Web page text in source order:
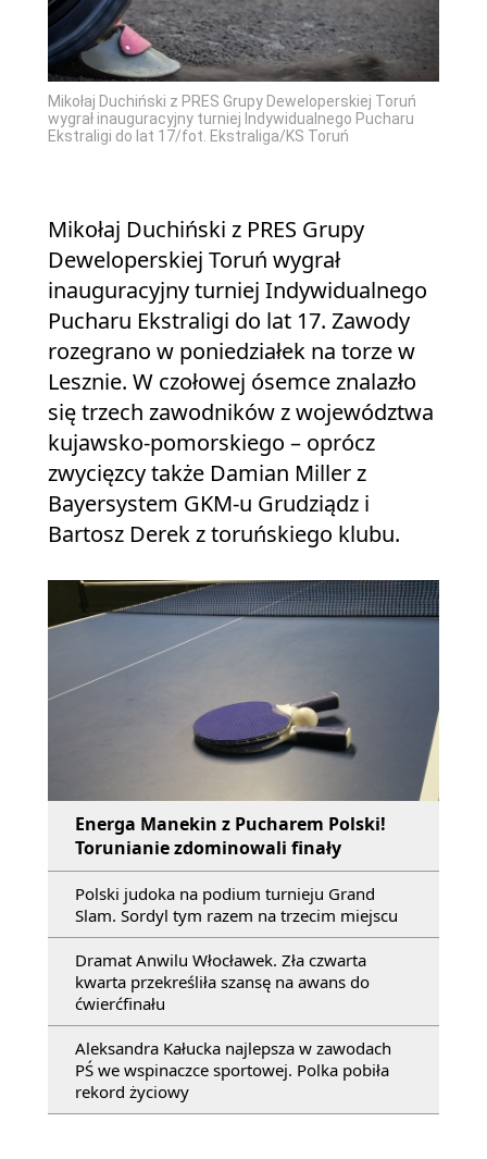
Mikołaj Duchiński z PRES Grupy Deweloperskiej Toruń
wygrał inauguracyjny turniej Indywidualnego Pucharu
Ekstraligi do lat 17/fot. Ekstraliga/KS Toruń
Mikołaj Duchiński z PRES Grupy
Deweloperskiej Toruń wygrał
inauguracyjny turniej Indywidualnego
Pucharu Ekstraligi do lat 17. Zawody
rozegrano w poniedziałek na torze w
Lesznie. W czołowej ósemce znalazło
się trzech zawodników z województwa
kujawsko-pomorskiego – oprócz
zwycięzcy także Damian Miller z
Bayersystem GKM-u Grudziądz i
Bartosz Derek z toruńskiego klubu.
Energa Manekin z Pucharem Polski!
Torunianie zdominowali finały
Polski judoka na podium turnieju Grand
Slam. Sordyl tym razem na trzecim miejscu
Dramat Anwilu Włocławek. Zła czwarta
kwarta przekreśliła szansę na awans do
ćwierćfinału
Aleksandra Kałucka najlepsza w zawodach
PŚ we wspinaczce sportowej. Polka pobiła
rekord życiowy